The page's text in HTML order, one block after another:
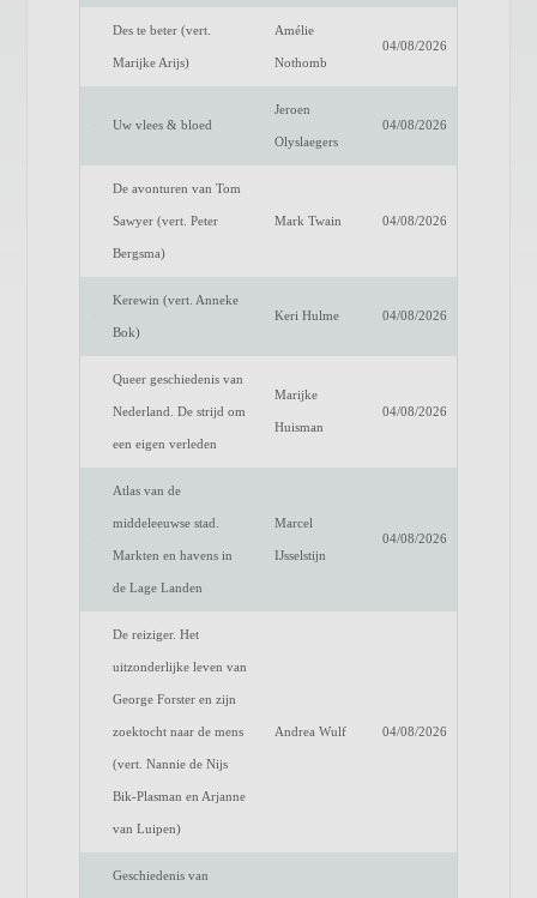
Des te beter (vert.
Marijke Arijs)
Amélie
Nothomb
04/08/2026
Uw vlees & bloed
Jeroen
Olyslaegers
04/08/2026
De avonturen van Tom
Sawyer (vert. Peter
Bergsma)
Mark Twain 04/08/2026
Kerewin (vert. Anneke
Bok)
Keri Hulme 04/08/2026
Queer geschiedenis van
Nederland. De strijd om
een eigen verleden
Marijke
Huisman
04/08/2026
Atlas van de
middeleeuwse stad.
Markten en havens in
de Lage Landen
Marcel
IJsselstijn
04/08/2026
De reiziger. Het
uitzonderlijke leven van
George Forster en zijn
zoektocht naar de mens
(vert. Nannie de Nijs
Bik-Plasman en Arjanne
van Luipen)
Andrea Wulf 04/08/2026
Geschiedenis van